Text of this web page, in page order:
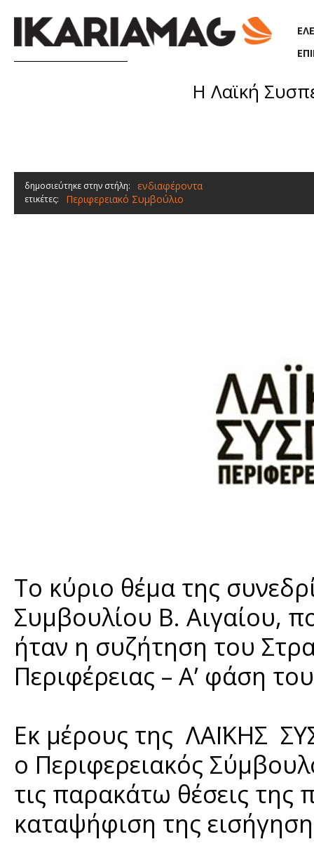
Η Λαϊκή
δημοσιεύτηκε στην στήλη: ενδιαφέροντα
ετικέτες: Περιφερειακό Συμβούλιο
Το κύριο θέμα της
Συμβουλίου Β. Αιγαίου,
ήταν η συζήτηση του
Περιφέρειας – Α’ φάση
Εκ μέρους της ΛΑΪΚΗΣ
ο Περιφερειακός
τις παρακάτω θέσεις
καταψήφιση της